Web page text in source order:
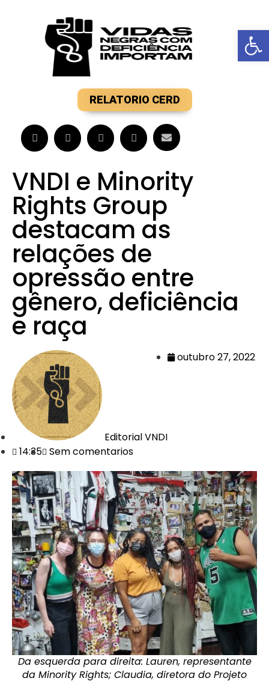
Barra de
RELATORIO CERD
VNDI e Minority
Rights Group
destacam as
relações de
opressão entre
gênero, deficiência
e raça
Editorial VNDI
outubro 27, 2022
14:35 Sem comentarios
Da esquerda para direita: Lauren, representante
da Minority Rights; Claudia, diretora do Projeto